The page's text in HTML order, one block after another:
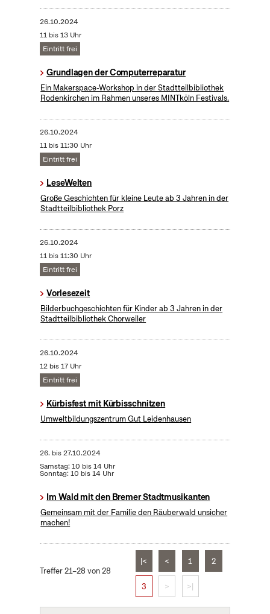
26.10.2024
11 bis 13 Uhr
Eintritt frei
Grundlagen der Computerreparatur
Ein Makerspace-Workshop in der Stadtteilbibliothek
Rodenkirchen im Rahmen unseres MINTköln Festivals.
26.10.2024
11 bis 11:30 Uhr
Eintritt frei
LeseWelten
Große Geschichten für kleine Leute ab 3 Jahren in der
Stadtteilbibliothek Porz
26.10.2024
11 bis 11:30 Uhr
Eintritt frei
Vorlesezeit
Bilderbuchgeschichten für Kinder ab 3 Jahren in der
Stadtteilbibliothek Chorweiler
26.10.2024
12 bis 17 Uhr
Eintritt frei
Kürbisfest mit Kürbisschnitzen
Umweltbildungszentrum Gut Leidenhausen
26. bis27.10.2024
Samstag: 10 bis 14 Uhr
Sonntag: 10 bis 14 Uhr
Im Wald mit den Bremer Stadtmusikanten
Gemeinsam mit der Familie den Räuberwald unsicher
machen!
Treffer 21–28 von 28
|< < 1 2
3 > >|